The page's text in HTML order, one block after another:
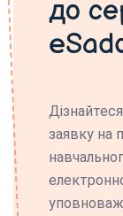
до
заявку на